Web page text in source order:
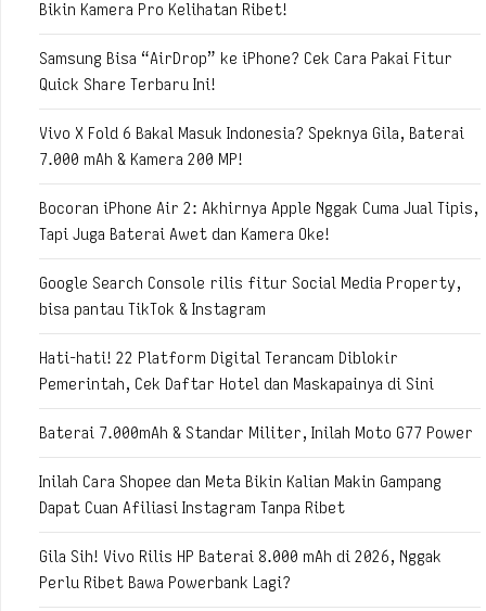
Bikin Kamera Pro Kelihatan Ribet!
Samsung Bisa “AirDrop” ke iPhone? Cek Cara Pakai Fitur
Quick Share Terbaru Ini!
Vivo X Fold 6 Bakal Masuk Indonesia? Speknya Gila, Baterai
7.000 mAh & Kamera 200 MP!
Bocoran iPhone Air 2: Akhirnya Apple Nggak Cuma Jual Tipis,
Tapi Juga Baterai Awet dan Kamera Oke!
Google Search Console rilis fitur Social Media Property,
bisa pantau TikTok & Instagram
Hati-hati! 22 Platform Digital Terancam Diblokir
Pemerintah, Cek Daftar Hotel dan Maskapainya di Sini
Baterai 7.000mAh & Standar Militer, Inilah Moto G77 Power
Inilah Cara Shopee dan Meta Bikin Kalian Makin Gampang
Dapat Cuan Afiliasi Instagram Tanpa Ribet
Gila Sih! Vivo Rilis HP Baterai 8.000 mAh di 2026, Nggak
Perlu Ribet Bawa Powerbank Lagi?